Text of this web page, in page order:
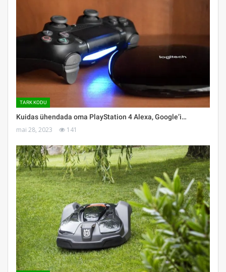
TARK KODU
Kuidas ühendada oma PlayStation 4 Alexa, Google’i…
mai 28, 2023 141